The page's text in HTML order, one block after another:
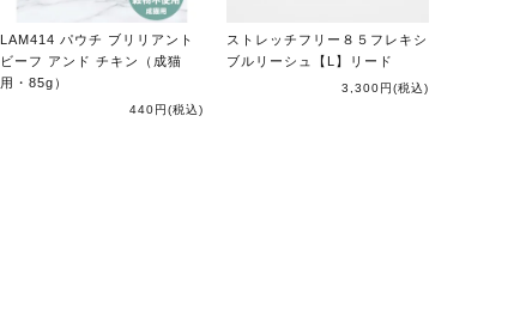
LAM414 パウチ ブリリアント
ビーフ アンド チキン（成猫
用・85g）
440円(税込)
ストレッチフリー８５フレキシ
ブルリーシュ【L】リード
3,300円(税込)